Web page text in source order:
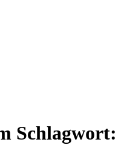
Schlagwort: